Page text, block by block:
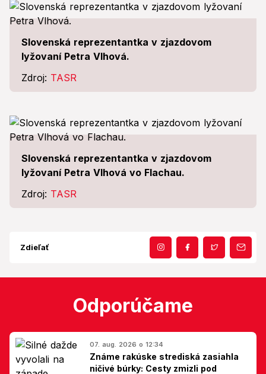
Slovenská reprezentantka v zjazdovom
lyžovaní Petra Vlhová.
Zdroj: TASR
Slovenská reprezentantka v zjazdovom
lyžovaní Petra Vlhová vo Flachau.
Zdroj: TASR
Zdieľať
Odporúčame
07. aug. 2026 o 12:34
Známe rakúske strediská zasiahla
ničivé búrky: Cesty zmizli pod